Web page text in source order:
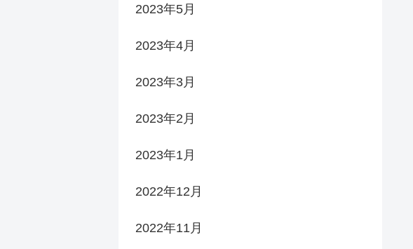
2023年5月
2023年4月
2023年3月
2023年2月
2023年1月
2022年12月
2022年11月